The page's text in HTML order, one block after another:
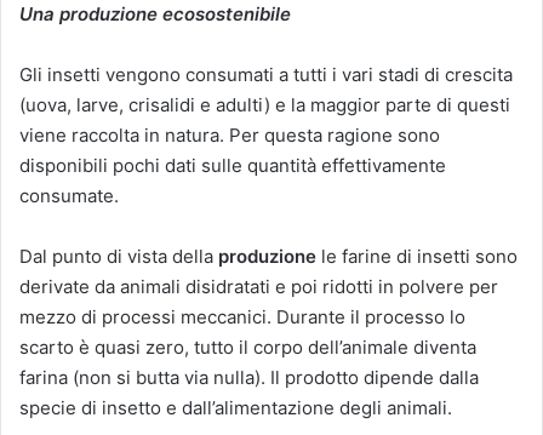
Una produzione ecosostenibile
Gli insetti vengono consumati a tutti i vari stadi di crescita
(uova, larve, crisalidi e adulti) e la maggior parte di questi
viene raccolta in natura. Per questa ragione sono
disponibili pochi dati sulle quantità effettivamente
consumate.
Dal punto di vista della produzione le farine di insetti sono
derivate da animali disidratati e poi ridotti in polvere per
mezzo di processi meccanici. Durante il processo lo
scarto è quasi zero, tutto il corpo dell’animale diventa
farina (non si butta via nulla). Il prodotto dipende dalla
specie di insetto e dall’alimentazione degli animali.